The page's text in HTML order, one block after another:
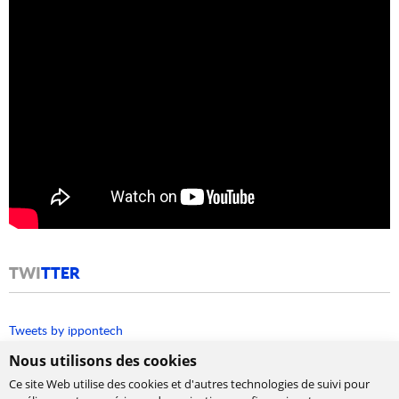
Nous utilisons des cookies
Ce site Web utilise des cookies et d'autres technologies de suivi pour
TWITTER
Tweets by ippontech